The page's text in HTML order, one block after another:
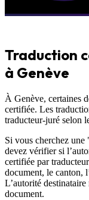
Traduction
à Genève
À Genève, certaines
certifiée. Les
traducteur-juré selon
Si vous cherchez une
devez vérifier si
certifiée par
document, le canton,
L’autorité
document.